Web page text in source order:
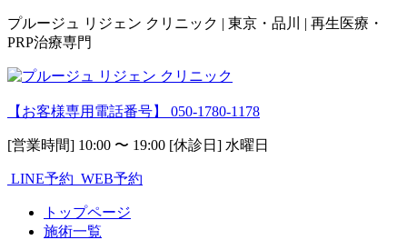
プルージュ リジェン クリニック | 東京・品川 | 再生医療・
PRP治療専門
【お客様専用電話番号】 050-1780-1178
[営業時間] 10:00 〜 19:00 [休診日] 水曜日
LINE予約 WEB予約
トップページ
施術一覧